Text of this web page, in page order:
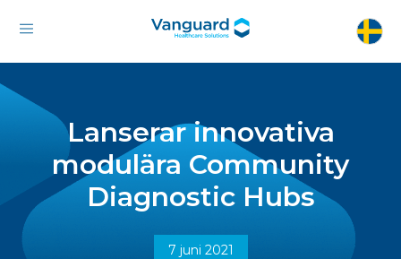
Lanserar innovativa
modulära Community
Diagnostic Hubs
7 juni 2021